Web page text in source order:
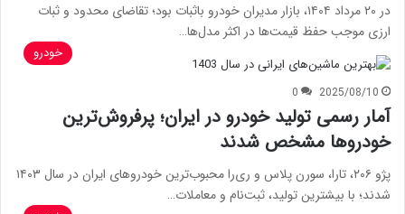
در ۲۰ مرداد ۱۴۰۴، بازار مدیران خودرو باثبات بود؛ تقاضای محدود و ثبات
ارزی موجب حفظ قیمت‌ها در اکثر مدل‌ها…
خودرو
2025/08/10
0
آمار رسمی تولید خودرو در ایران؛ پرفروش‌ترین
خودروها مشخص شدند
پژو ۲۰۶، تارا، سورن پلاس و ری‌را محبوب‌ترین خودروهای ایران در سال ۱۴۰۳
شدند؛ با بیشترین تولید، ثبت‌نام و معاملات…